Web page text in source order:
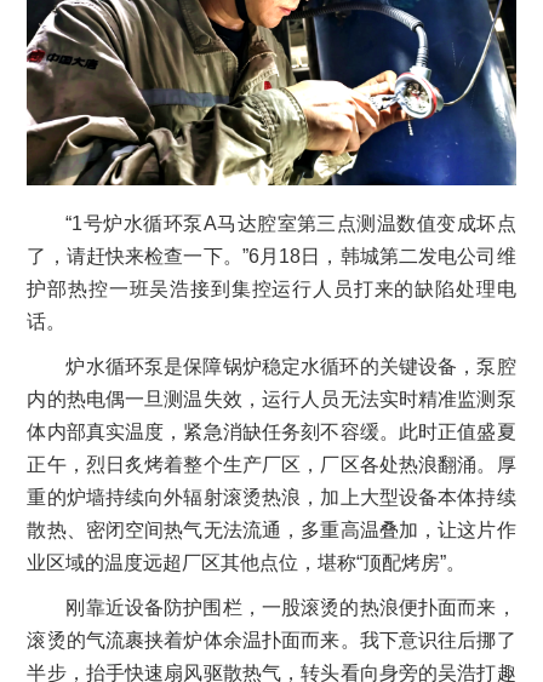
“1号炉水循环泵A马达腔室第三点测温数值变成坏点
了，请赶快来检查一下。”6月18日，韩城第二发电公司维
护部热控一班吴浩接到集控运行人员打来的缺陷处理电
话。
炉水循环泵是保障锅炉稳定水循环的关键设备，泵腔
内的热电偶一旦测温失效，运行人员无法实时精准监测泵
体内部真实温度，紧急消缺任务刻不容缓。此时正值盛夏
正午，烈日炙烤着整个生产厂区，厂区各处热浪翻涌。厚
重的炉墙持续向外辐射滚烫热浪，加上大型设备本体持续
散热、密闭空间热气无法流通，多重高温叠加，让这片作
业区域的温度远超厂区其他点位，堪称“顶配烤房”。
刚靠近设备防护围栏，一股滚烫的热浪便扑面而来，
滚烫的气流裹挟着炉体余温扑面而来。我下意识往后挪了
半步，抬手快速扇风驱散热气，转头看向身旁的吴浩打趣